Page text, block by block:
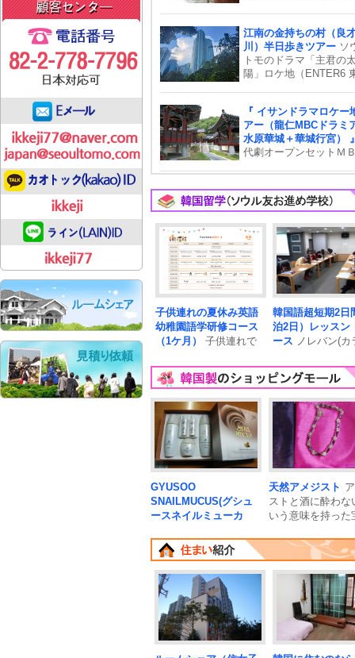
「相続者たち」ロケ地
ンの家（平倉洞大門＋
ヒルハウス）
視聴率３８％を記録し
まりの人気に話数が追
れた話題作です！ソウ
ら車で約1時間の距離に
する京畿道龍仁市に
ラミアは、建物ごとに
さを強調するために、
材,装飾,瓦など実際の建
材を用いて作られてい
す。そのスケールはな
ドラマ撮影地とは違い
で民俗村を連想させる
の広大な時代劇テーマ
クです。｢朱蒙｣、｢イ・
ン｣、｢善徳女王｣、「ト
イ」､「太
江南の金持ちの村（良
川）半日歩きツアー ソ
トモのドラマ「主君の
陽」ロケ地（ENTER6
主君の太陽」ロケ地
（ENTER6 東灘）のロ
を巡ってみてはいかが
ょうか？
『 イサンドラマロケー
アー（龍仁MBCドラミ
水原華城＋華城行宮）
代劇オープンセットＭ
のツアーは韓国大河ド
ファン必見！
子供連れの夏休み英語
幼稚園語学研修コース
（1ケ月） 子供連れで
つき！お子
韓国語超短期2日
泊2日）レッス
ース ノレバン(カ
探訪な
GYUSOO
SNAILMUCUS(グシュ
ースネイルミューカ
GYUSOO
SNAILMUCUS(グシュ
ースネイルミューカ
ス）は化粧..
天然アメジスト
ストと酒に酔わな
いう意味を持った